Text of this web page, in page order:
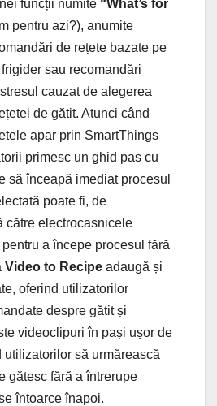
funcții numite “What’s for
pentru azi?), anumite
de rețete bazate pe
sau recomandări
cauzat de alegerea
de gătit. Atunci când
apar prin SmartThings
primesc un ghid pas cu
să înceapă imediat procesul
poate fi, de
către electrocasnicele
a începe procesul fără
Video to Recipe adaugă și
oferind utilizatorilor
despre gătit și
videoclipuri în pași ușor de
utilizatorilor să urmărească
gătesc fără a întrerupe
întoarce înapoi.